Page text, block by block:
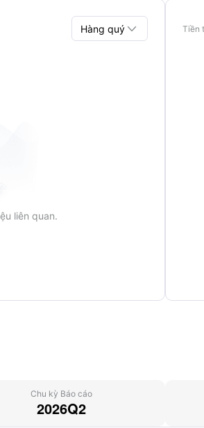
Hàng quý 
liên quan.
Tiền
Chu kỳ Báo cáo
2026Q2